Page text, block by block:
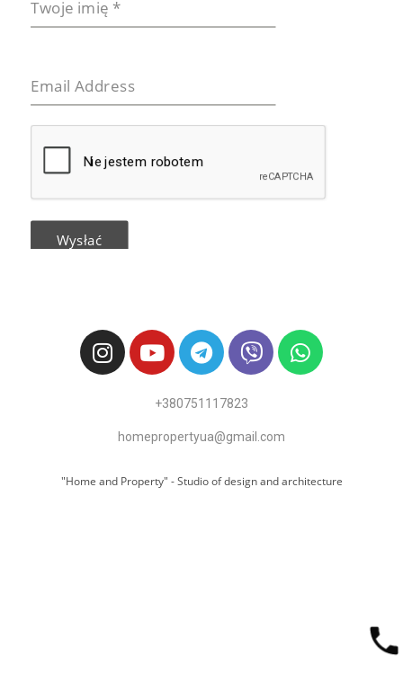
Twoje imię*
Email Address
Wysłać
+380751117823
homepropertyua@gmail.com
"Home and Property" - Studio of design and architecture